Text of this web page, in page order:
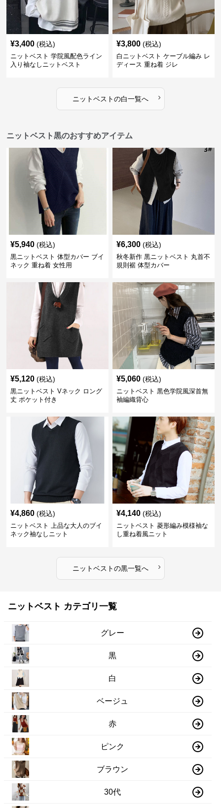
¥3,400 (税込)
ニットベスト 学院風配色ライン
入り袖なしニットベスト
¥3,800 (税込)
白ニットベスト ケーブル編み レ
ディース 重ね着 ジレ
ニットベストの白一覧へ ›
ニットベスト黒のおすすめアイテム
¥5,940 (税込)
黒ニットベスト 体型カバー ブイ
ネック 重ね着 女性用
¥6,300 (税込)
秋冬新作 黒ニットベスト 丸首不
規則裾 体型カバー
¥5,120 (税込)
黒ニットベスト Vネック ロング
丈 ポケット付き
¥5,060 (税込)
ニットベスト 黒色学院風深首無
袖編織背心
¥4,860 (税込)
ニットベスト 上品な大人のブイ
ネック袖なしニット
¥4,140 (税込)
ニットベスト 菱形編み模様袖な
し重ね着風ニット
ニットベストの黒一覧へ ›
ニットベスト カテゴリ一覧
グレー
黒
白
ベージュ
赤
ピンク
ブラウン
30代